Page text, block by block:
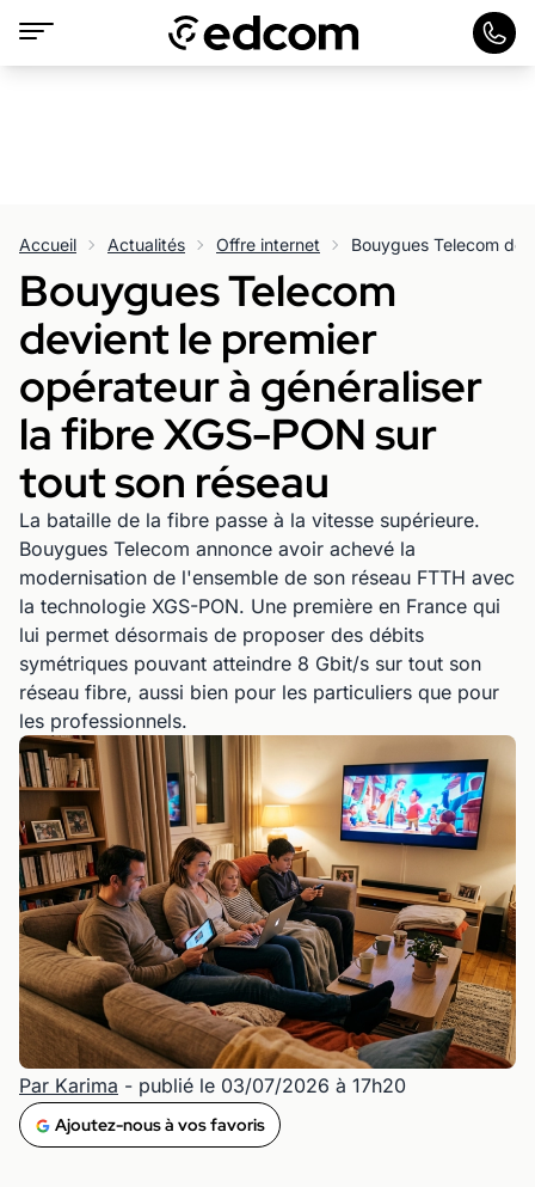
Accueil Actualités Offre internet
Bouygues Telecom
devient le premier
opérateur à généraliser
la fibre XGS-PON sur
tout son réseau
La bataille de la fibre passe à la vitesse supérieure.
Bouygues Telecom annonce avoir achevé la
modernisation de l'ensemble de son réseau FTTH avec
la technologie XGS-PON. Une première en France qui
lui permet désormais de proposer des débits
symétriques pouvant atteindre 8 Gbit/s sur tout son
réseau fibre, aussi bien pour les particuliers que pour
les professionnels.
Par Karima - publié le 03/07/2026 à 17h20
Ajoutez-nous à vos favoris